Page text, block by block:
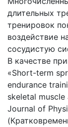
длительных
тренировок
воздействие
сосудистую
В качестве
«Short-term
endurance
skeletal
Journal of